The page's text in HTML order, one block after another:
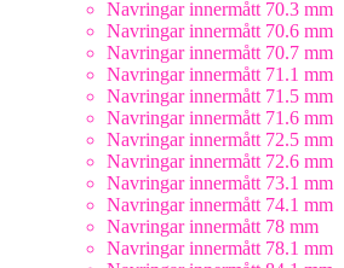
Navringar innermått 70.3 mm
Navringar innermått 70.6 mm
Navringar innermått 70.7 mm
Navringar innermått 71.1 mm
Navringar innermått 71.5 mm
Navringar innermått 71.6 mm
Navringar innermått 72.5 mm
Navringar innermått 72.6 mm
Navringar innermått 73.1 mm
Navringar innermått 74.1 mm
Navringar innermått 78 mm
Navringar innermått 78.1 mm